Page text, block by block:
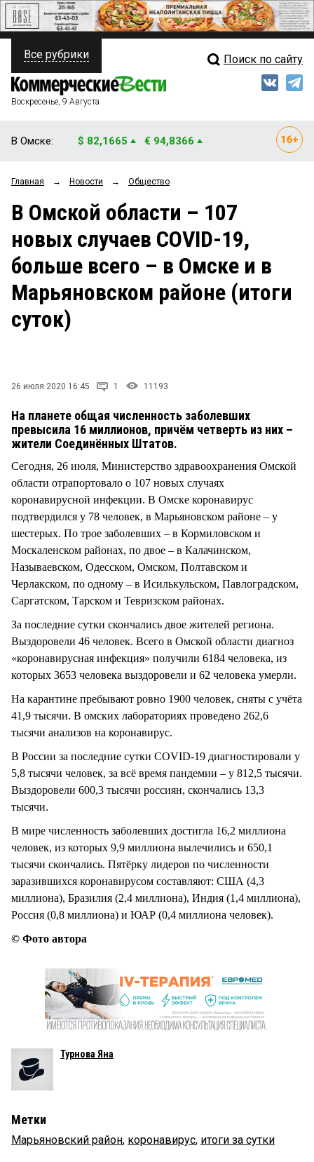
ПОЛИТИКА
ФИНАНСЫ
ОБЩЕСТВО
ЗАКОН
НОВОСТИ КОМПАНИЙ
ПРОИСШЕСТВИЯ
СТИЛЬ ЖИЗНИ
Свежий выпуск
Рейтинги
Блоги
Архив
Все рубрики Поиск по сайту
Воскресенье, 9 Августа
В Омске: $ 82,1665 € 94,8366
Главная → Новости → Общество
В Омской области – 107
новых случаев COVID-19,
больше всего – в Омске и в
Марьяновском районе (итоги
суток)
26 июля 2020 16:45 1 11193
На планете общая численность заболевших
превысила 16 миллионов, причём четверть из них –
жители Соединённых Штатов.
Сегодня, 26 июля, Министерство здравоохранения Омской
области отрапортовало о 107 новых случаях
коронавирусной инфекции. В Омске коронавирус
подтвердился у 78 человек, в Марьяновском районе – у
шестерых. По трое заболевших – в Кормиловском и
Москаленском районах, по двое – в Калачинском,
Называевском, Одесском, Омском, Полтавском и
Черлакском, по одному – в Исилькульском, Павлоградском,
Саргатском, Тарском и Тевризском районах.
За последние сутки скончались двое жителей региона.
Выздоровели 46 человек. Всего в Омской области диагноз
«коронавирусная инфекция» получили 6184 человека, из
которых 3653 человека выздоровели и 62 человека умерли.
На карантине пребывают ровно 1900 человек, сняты с учёта
41,9 тысячи. В омских лабораториях проведено 262,6
тысячи анализов на коронавирус.
В России за последние сутки COVID-19 диагностировали у
5,8 тысячи человек, за всё время пандемии – у 812,5 тысячи.
Выздоровели 600,3 тысячи россиян, скончались 13,3
тысячи.
В мире численность заболевших достигла 16,2 миллиона
человек, из которых 9,9 миллиона вылечились и 650,1
тысячи скончались. Пятёрку лидеров по численности
заразившихся коронавирусом составляют: США (4,3
миллиона), Бразилия (2,4 миллиона), Индия (1,4 миллиона),
Россия (0,8 миллиона) и ЮАР (0,4 миллиона человек).
© Фото автора
Турнова Яна
Метки
Марьяновский район, коронавирус, итоги за сутки